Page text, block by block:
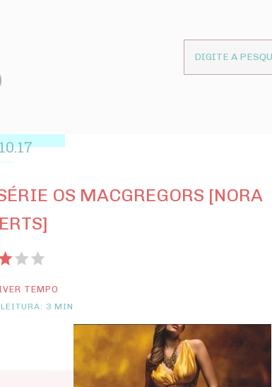
OS MACGREGORS [NORA
TEMPO
3 MIN